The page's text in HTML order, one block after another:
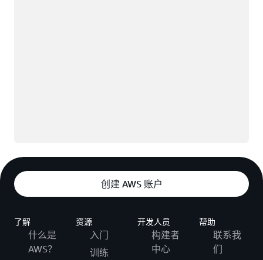
创建 AWS 账户
了解
什么是
AWS？
资源
入门
训练
开发人员
构建者
中心
帮助
联系我
们